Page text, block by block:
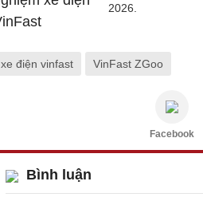
2026.
xe điện vinfast VinFast ZGoo
Facebook
Bình luận